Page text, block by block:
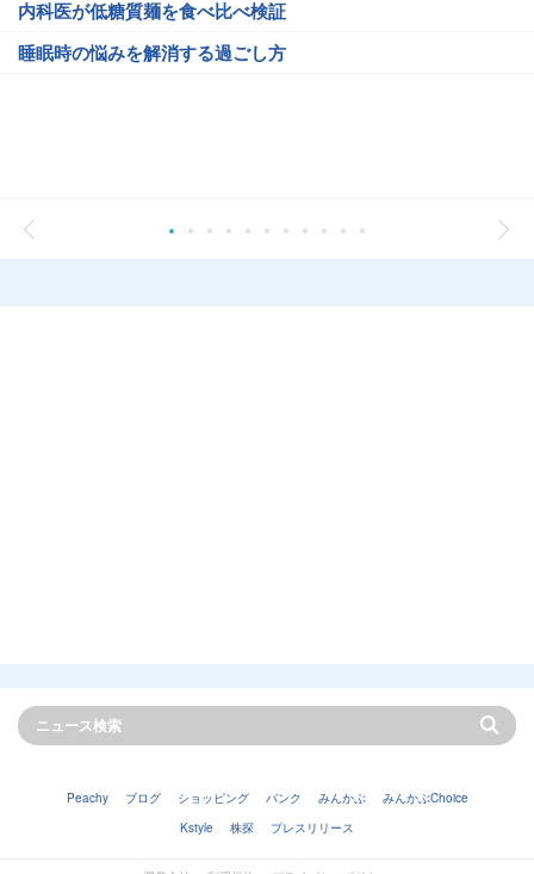
内科医が低糖質麺を食べ比べ検証
睡眠時の悩みを解消する過ごし方
Peachy ブログ ショッピング バンク みんかぶ
みんかぶChoice
Kstyle
株探 プレスリリース